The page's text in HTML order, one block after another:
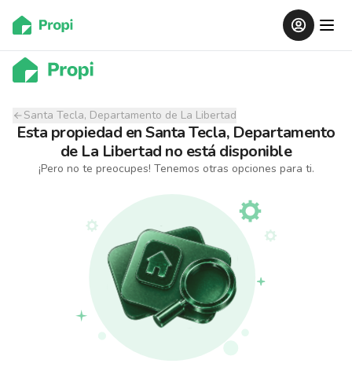
Santa Tecla, Departamento de La Libertad
Esta propiedad enSanta Tecla, Departamento
de La Libertad no está disponible
¡Pero no te preocupes! Tenemos otras opciones para ti.